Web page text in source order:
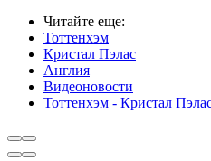
Читайте еще:
Тоттенхэм
Кристал Пэлас
Англия
Видеоновости
Тоттенхэм - Кристал